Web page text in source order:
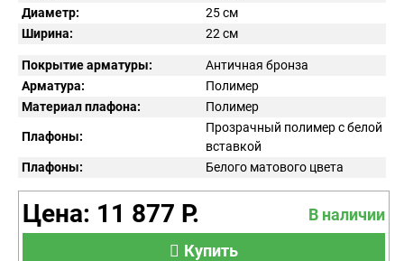
Диаметр:
25 см
Ширина:
22 см
Покрытие арматуры:
Античная бронза
Арматура:
Полимер
Материал плафона:
Полимер
Плафоны:
Прозрачный полимер с белой
вставкой
Плафоны:
Белого матового цвета
Цена: 11 877 Р.
В наличии
Купить